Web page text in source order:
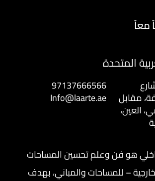
معاً
المتحدة
4، شارع
مقابل
العين،
97137666566
Info@laarte.ae
هو فن وعلم تحسين المساحات
– للمساحات والمباني، بهدف